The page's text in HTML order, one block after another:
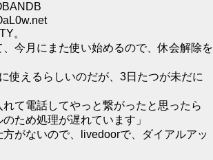
。
今月にまた使い始めるので、休会解除を
使えるらしいのだが、3日たつが未だに
て電話してやっと繋がったと思ったら
のため処理が遅れています」
がないので、livedoorで、ダイアルアッ